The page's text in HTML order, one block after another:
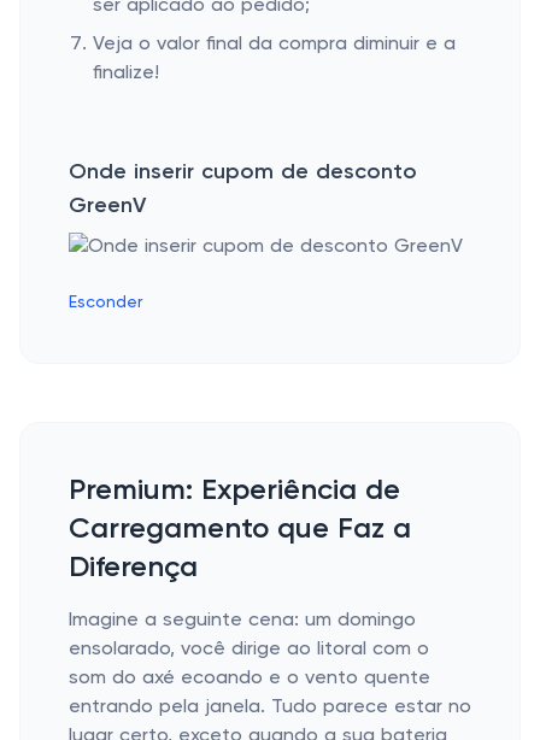
ser aplicado ao pedido;
Veja o valor final da compra diminuir e a
finalize!
Onde inserir cupom de desconto
GreenV
Esconder
Premium: Experiência de
Carregamento que Faz a
Diferença
Imagine a seguinte cena: um domingo
ensolarado, você dirige ao litoral com o
som do axé ecoando e o vento quente
entrando pela janela. Tudo parece estar no